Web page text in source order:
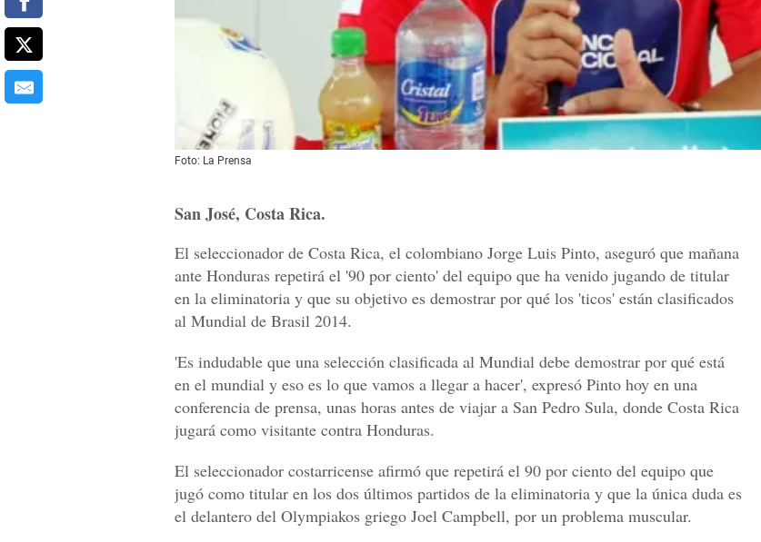
Foto: La Prensa
San José, Costa Rica.
El seleccionador de Costa Rica, el colombiano Jorge Luis Pinto, aseguró que mañana
ante Honduras repetirá el '90 por ciento' del equipo que ha venido jugando de titular
en la eliminatoria y que su objetivo es demostrar por qué los 'ticos' están clasificados
al Mundial de Brasil 2014.
'Es indudable que una selección clasificada al Mundial debe demostrar por qué está
en el mundial y eso es lo que vamos a llegar a hacer', expresó Pinto hoy en una
conferencia de prensa, unas horas antes de viajar a San Pedro Sula, donde Costa Rica
jugará como visitante contra Honduras.
El seleccionador costarricense afirmó que repetirá el 90 por ciento del equipo que
jugó como titular en los dos últimos partidos de la eliminatoria y que la única duda es
el delantero del Olympiakos griego Joel Campbell, por un problema muscular.